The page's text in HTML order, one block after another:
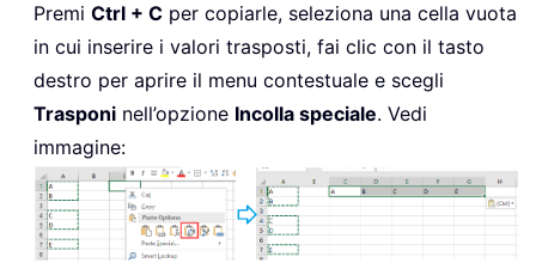
Premi Ctrl + C per copiarle, seleziona una cella vuota
in cui inserire i valori trasposti, fai clic con il tasto
destro per aprire il menu contestuale e scegli
Trasponi nell’opzione Incolla speciale. Vedi
immagine: